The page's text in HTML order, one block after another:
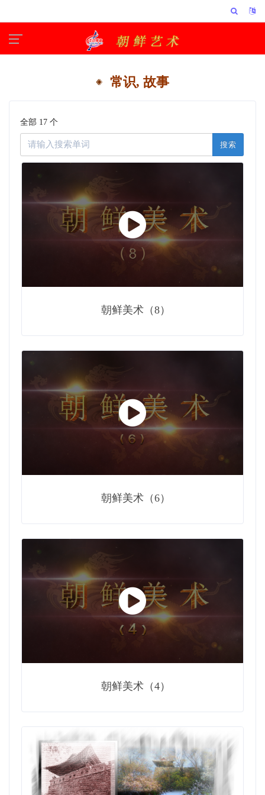
常识, 故事
全部 17 个
搜索
朝鲜美术（8）
朝鲜美术（6）
朝鲜美术（4）